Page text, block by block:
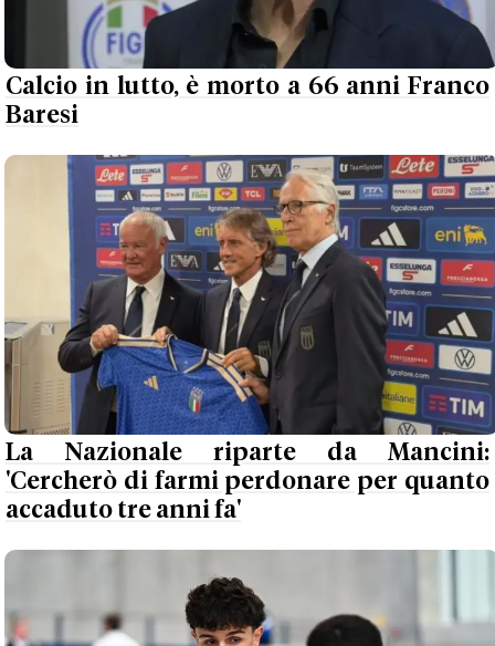
Calcio in lutto, è morto a 66 anni Franco
Baresi
La Nazionale riparte da Mancini:
'Cercherò di farmi perdonare per quanto
accaduto tre anni fa'